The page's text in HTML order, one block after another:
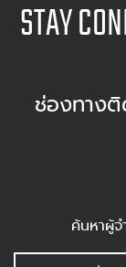
STAY
ช่องทางติ
ค้นหาผู้